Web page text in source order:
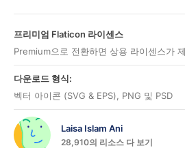
프리미엄 Flaticon 라이센스
Premium으로 전환하면 상용 라이센스가
다운로드 형식:
벡터 아이콘 (SVG & EPS), PNG 및 PSD
Laisa Islam Ani
28,910의 리소스 다 보기